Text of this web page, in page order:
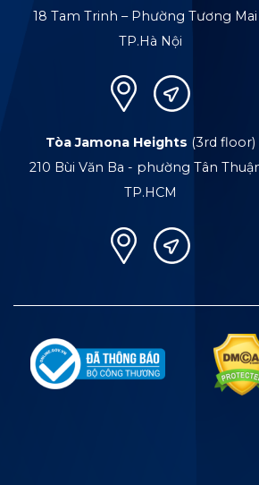
18 Tam Trinh – Phường Tương Mai
TP.Hà Nội
Tòa Jamona Heights (3rd floor)
210 Bùi Văn Ba - phường Tân
TP.HCM